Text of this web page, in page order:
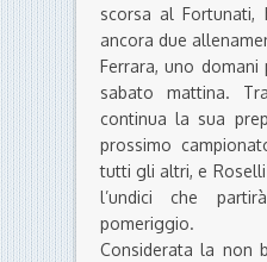
scorsa al Fortunati,
ancora due
Ferrara, uno domani
sabato mattina.
continua la sua
prossimo
tutti gli altri, e
l’undici che
pomeriggio.
Considerata la non